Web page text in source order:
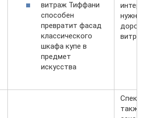
витраж Тиффани
способен
превратит фасад
классического
шкафа купе в
предмет
искусства
нужно
также